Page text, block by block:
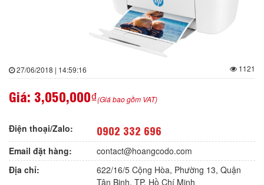
27/06/2018 | 14:59:16 1121
Giá: 3,050,000₫(Giá bao gồm VAT)
Điện thoại/Zalo: 0902 332 696
Email đặt hàng:
contact@hoangcodo.com
Địa chỉ:
622/16/5 Cộng Hòa, Phường 13, Quận
Tân Binh, TP. Hồ Chí Minh